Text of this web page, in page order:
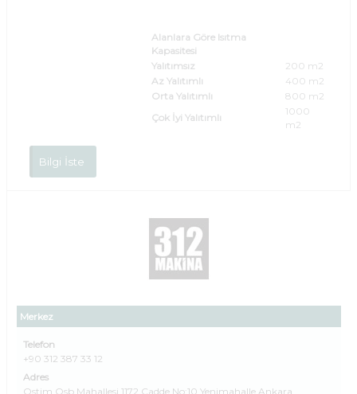
Merkez
Telefon
+90 312 387 33 12
Adres
Ostim Osb Mahallesi 1172.Cadde No:10 Yenimahalle Ankara
Alanlara Göre Isıtma
Kapasitesi
Yalıtımsız
200 m2
Az Yalıtımlı
400 m2
Orta Yalıtımlı
800 m2
Çok İyi Yalıtımlı
1000
m2
Bilgi İste